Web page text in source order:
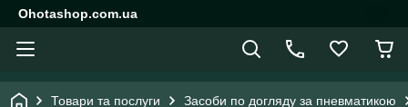
Ohotashop.com.ua
Товари та послуги Засоби по догляду за пневматикою